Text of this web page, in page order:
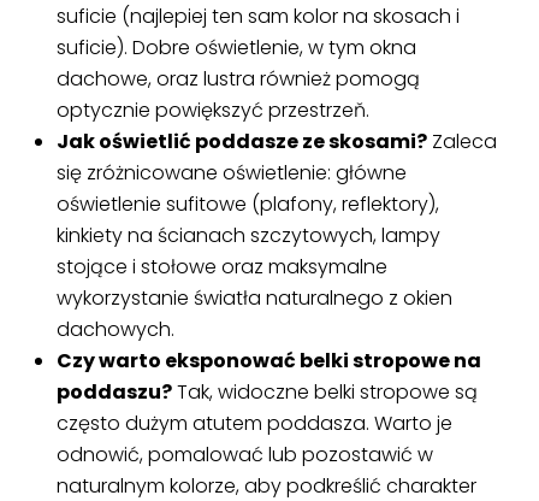
suficie (najlepiej ten sam kolor na skosach i
suficie). Dobre oświetlenie, w tym okna
dachowe, oraz lustra również pomogą
optycznie powiększyć przestrzeň.
Jak oświetlić poddasze ze skosami? Zaleca
się zróżnicowane oświetlenie: główne
oświetlenie sufitowe (plafony, reflektory),
kinkiety na ścianach szczytowych, lampy
stojące i stołowe oraz maksymalne
wykorzystanie światła naturalnego z okien
dachowych.
Czy warto eksponować belki stropowe na
poddaszu?Tak, widoczne belki stropowe są
często dużym atutem poddasza. Warto je
odnowić, pomalować lub pozostawić w
naturalnym kolorze, aby podkreślić charakter